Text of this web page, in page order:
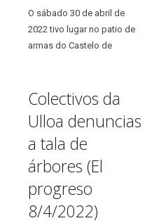
O sábado 30 de abril de
2022 tivo lugar no patio de
armas do Castelo de
exposición Banda de
125 anos resoando no
corazón de Galicia,...
Colectivos da
Ulloa denuncias
a tala de
árbores (El
progreso
8/4/2022)